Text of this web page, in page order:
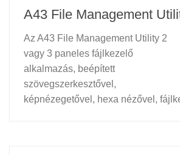
A43 File Management
Az A43 File Management Utility 2
vagy 3 paneles fájlkezelő
alkalmazás, beépített
szövegszerkesztővel,
képnézegetővel, hexa nézővel,